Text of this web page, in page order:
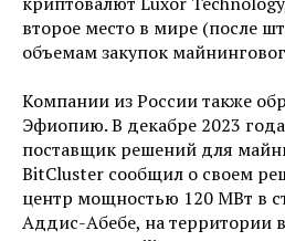
второе место в мире (после
объемам закупок
Компании из России также
Эфиопию. В декабре 2023
поставщик решений для
BitСluster сообщил о своем
центр мощностью 120 МВт в
Аддис-Абебе, на территории